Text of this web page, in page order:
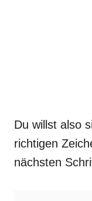
Du willst also
richtigen
nächsten